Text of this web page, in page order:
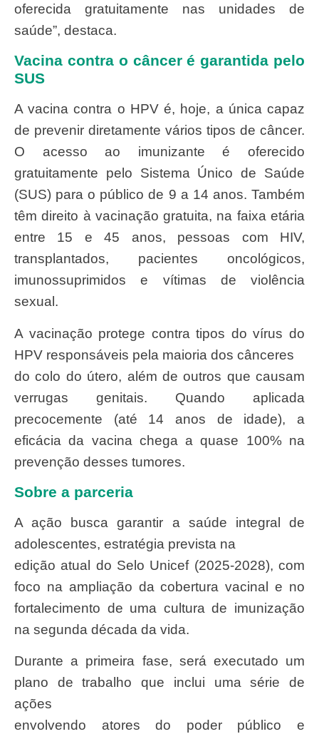
oferecida gratuitamente nas unidades de
saúde”, destaca.
Vacina contra o câncer é garantida pelo
SUS
A vacina contra o HPV é, hoje, a única capaz
de prevenir diretamente vários tipos de câncer.
O acesso ao imunizante é oferecido
gratuitamente pelo Sistema Único de Saúde
(SUS) para o público de 9 a 14 anos. Também
têm direito à vacinação gratuita, na faixa etária
entre 15 e 45 anos, pessoas com HIV,
transplantados, pacientes oncológicos,
imunossuprimidos e vítimas de violência
sexual.
A vacinação protege contra tipos do vírus do
HPV responsáveis pela maioria dos cânceres
do colo do útero, além de outros que causam
verrugas genitais. Quando aplicada
precocemente (até 14 anos de idade), a
eficácia da vacina chega a quase 100% na
prevenção desses tumores.
Sobre a parceria
A ação busca garantir a saúde integral de
adolescentes, estratégia prevista na
edição atual do Selo Unicef (2025-2028), com
foco na ampliação da cobertura vacinal e no
fortalecimento de uma cultura de imunização
na segunda década da vida.
Durante a primeira fase, será executado um
plano de trabalho que inclui uma série de
ações
envolvendo atores do poder público e